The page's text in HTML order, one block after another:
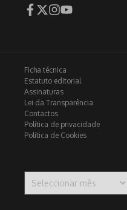
Ficha técnica
Estatuto editorial
Assinaturas
Lei da Transparência
Contactos
Política de privacidade
Política de Cookies